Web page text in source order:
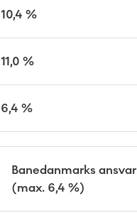
10,4 %
11,0 %
6,4 %
Banedanmarks ansvar
(max. 6,4 %)